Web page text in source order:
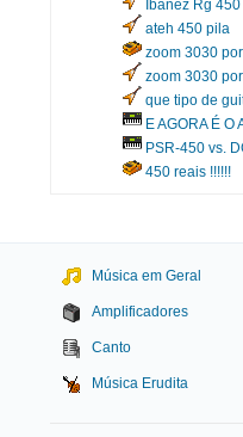
Ibanez Rg 450
ateh 450 pila
zoom 3030
zoom 3030
que tipo de
E AGORA É
PSR-450 vs.
450 reais !!!!!!
Música em Geral
Amplificadores
Canto
Música Erudita